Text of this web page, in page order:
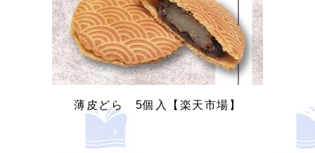
薄皮どら 5個入【楽天市場】